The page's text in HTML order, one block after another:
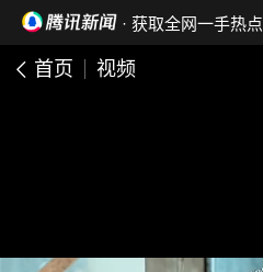
· 获取全网一手热点
首页 视频